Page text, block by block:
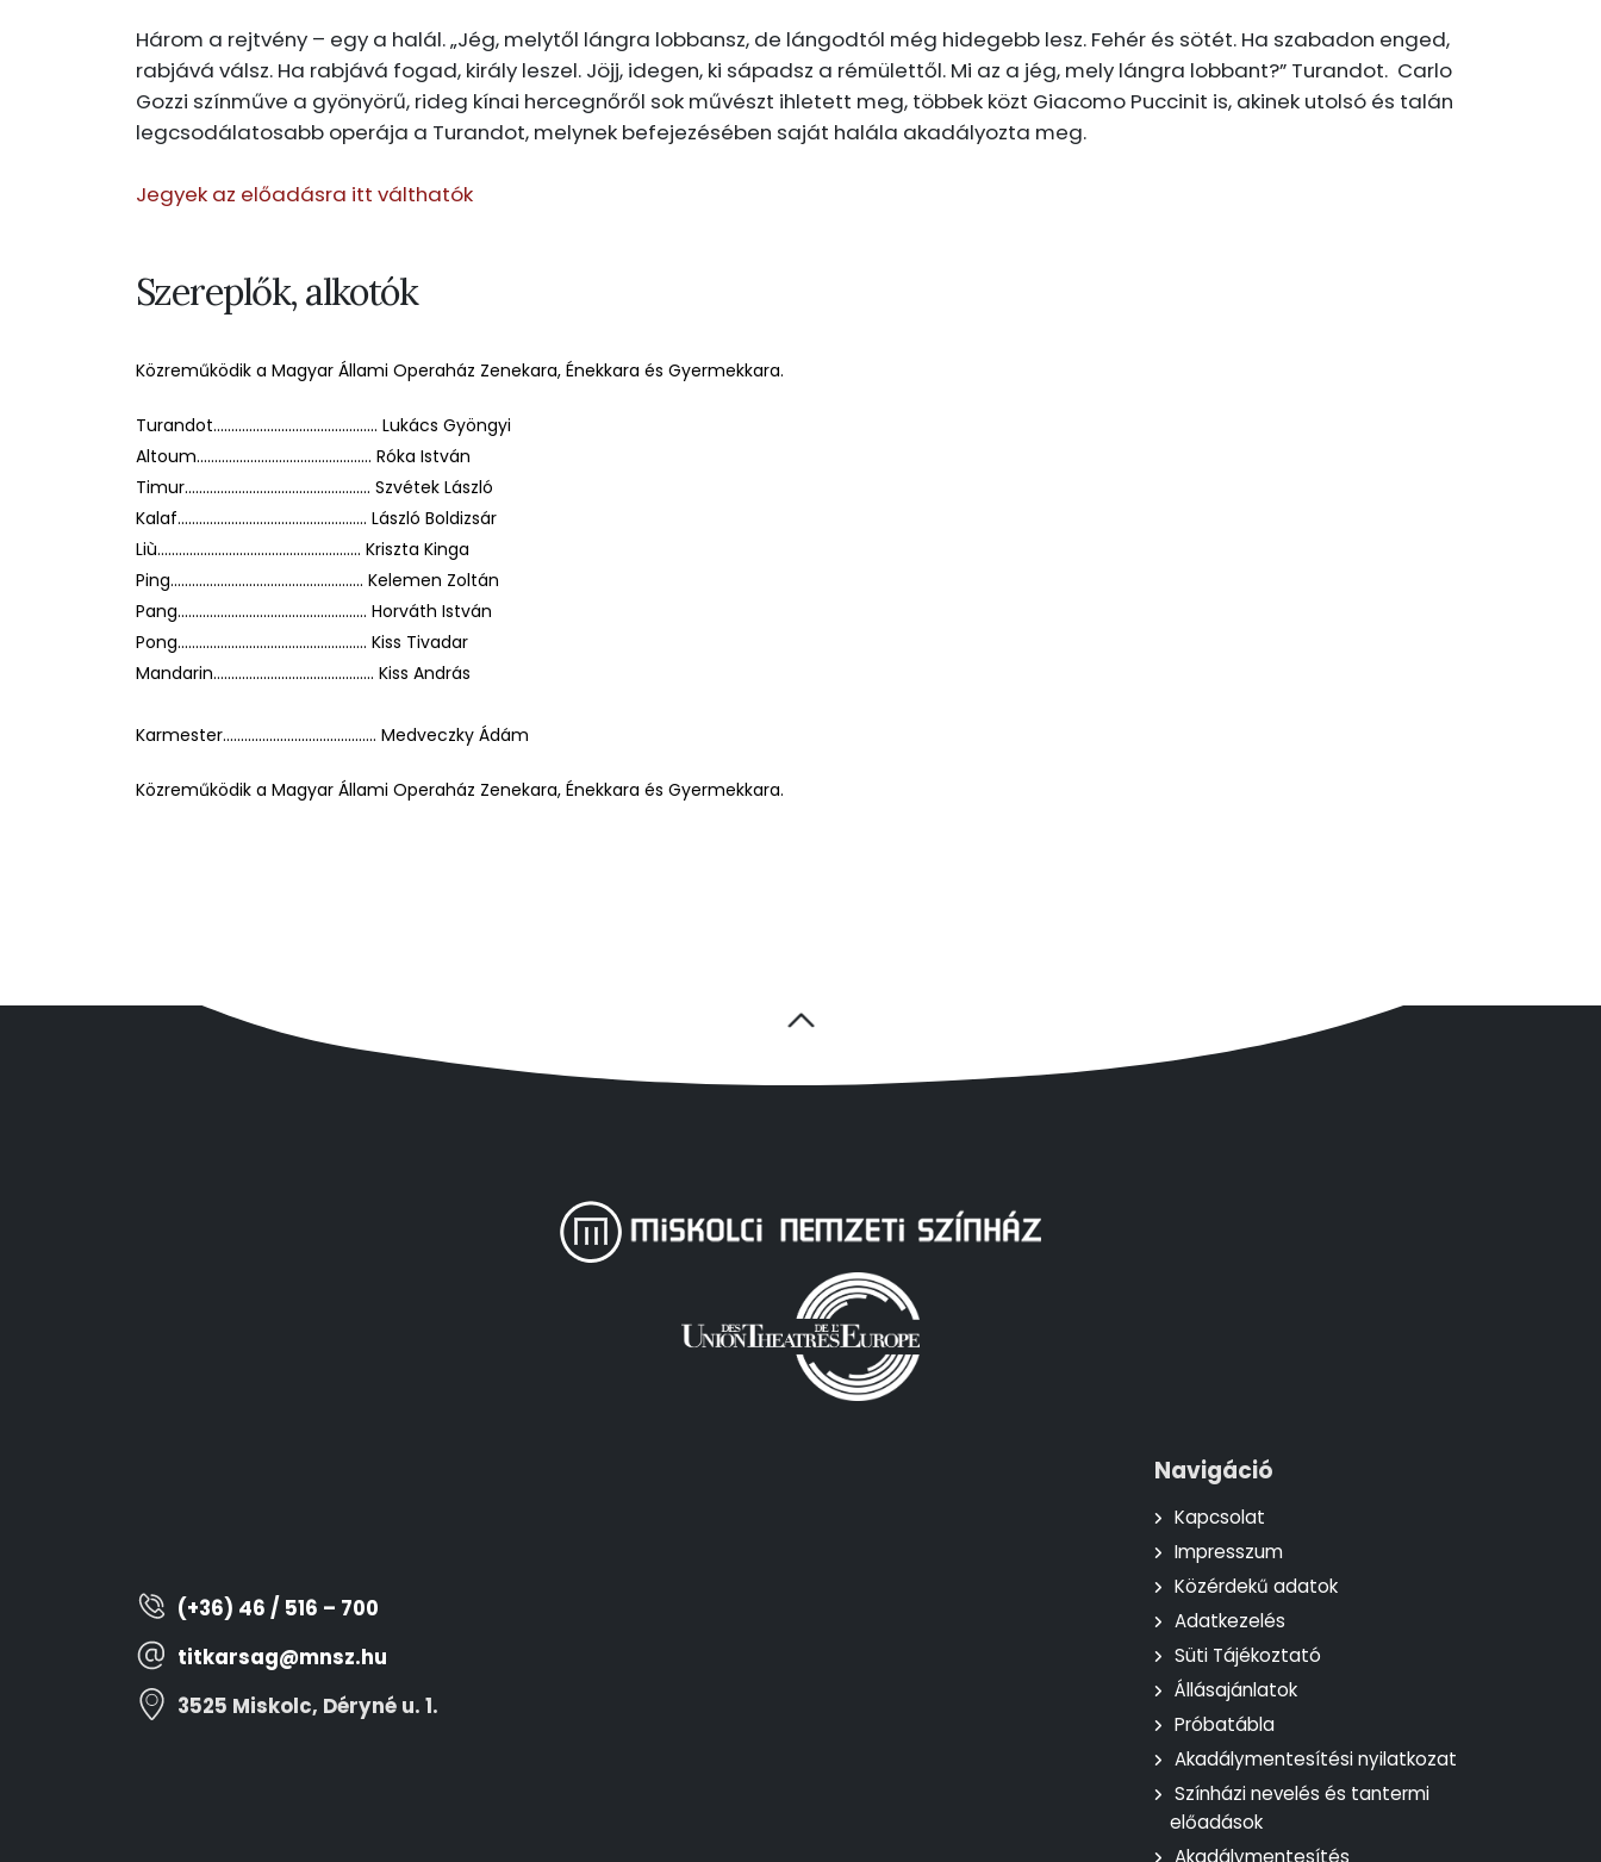
Három a rejtvény – egy a halál. „Jég, melytől lángra lobbansz, de lángodtól még hidegebb lesz. Fehér és sötét. Ha szabadon enged,
rabjává válsz. Ha rabjává fogad, király leszel. Jöjj, idegen, ki sápadsz a rémülettől. Mi az a jég, mely lángra lobbant?” Turandot. Carlo
Gozzi színműve a gyönyörű, rideg kínai hercegnőről sok művészt ihletett meg, többek közt Giacomo Puccinit is, akinek utolsó és talán
legcsodálatosabb operája a Turandot, melynek befejezésében saját halála akadályozta meg.
Jegyek az előadásra itt válthatók
Szereplők, alkotók
Közreműködik a Magyar Állami Operaház Zenekara, Énekkara és Gyermekkara.
Turandot.............................................. Lukács Gyöngyi
Altoum................................................. Róka István
Timur.................................................... Szvétek László
Kalaf..................................................... László Boldizsár
Liù......................................................... Kriszta Kinga
Ping...................................................... Kelemen Zoltán
Pang..................................................... Horváth István
Pong..................................................... Kiss Tivadar
Mandarin............................................. Kiss András
Karmester........................................... Medveczky Ádám
Közreműködik a Magyar Állami Operaház Zenekara, Énekkara és Gyermekkara.
(+36) 46 / 516 – 700
titkarsag@mnsz.hu
3525 Miskolc, Déryné u. 1.
Navigáció
Kapcsolat
Impresszum
Közérdekű adatok
Adatkezelés
Süti Tájékoztató
Állásajánlatok
Próbatábla
Akadálymentesítési nyilatkozat
Színházi nevelés és tantermi
előadások
Akadálymentesítés